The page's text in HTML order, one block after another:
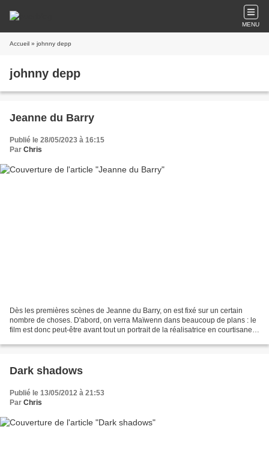
MENU
Accueil » johnny depp
johnny depp
Jeanne du Barry
Publié le 28/05/2023 à 16:15
Par Chris
Dès les premières scènes de Jeanne du Barry, on est fixé sur un certain
nombre de choses. D'abord, on verra Maïwenn dans beaucoup de plans : le
film est donc peut-être avant tout un portrait de la réalisatrice en courtisane.
Dark shadows
Publié le 13/05/2012 à 21:53
Par Chris